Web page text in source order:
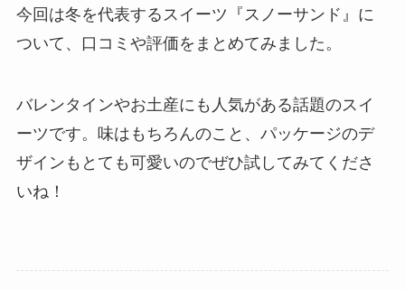
今回は冬を代表するスイーツ『スノーサンド』に
ついて、口コミや評価をまとめてみました。
バレンタインやお土産にも人気がある話題のスイ
ーツです。味はもちろんのこと、パッケージのデ
ザインもとても可愛いのでぜひ試してみてくださ
いね！